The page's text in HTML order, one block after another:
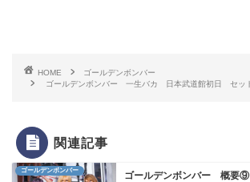
HOME
ゴールデンボンバー
ゴールデンボンバー 一生バカ 日本武道館初日 セッ
関連記事
ゴールデンボンバー ゴールデンボンバー 概要